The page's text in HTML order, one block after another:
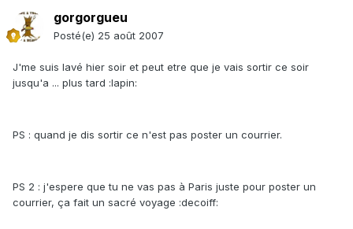
gorgorgueu
Posté(e) 25 août 2007
J'me suis lavé hier soir et peut etre que je vais sortir ce soir
jusqu'a ... plus tard :lapin:
PS : quand je dis sortir ce n'est pas poster un courrier.
PS 2 : j'espere que tu ne vas pas à Paris juste pour poster un
courrier, ça fait un sacré voyage :decoiff: